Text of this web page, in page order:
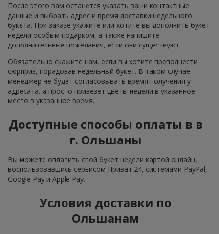
После этого вам останется указать ваши контактные
данные и выбрать адрес и время доставки недельного
букета. При заказе укажите или хотите вы дополнить букет
недели особым подарком, а также напишите
дополнительные пожелания, если они существуют.
Обязательно скажите нам, если вы хотите преподнести
сюрприз, порадовав недельный букет. В таком случае
менеджер не будет согласовывать время получения у
адресата, а просто привезет цветы недели в указанное
место в указанное время.
Доступные способы оплаты в в
г. Ольшаны
Вы можете оплатить свой букет недели картой онлайн,
воспользовавшись сервисом Приват 24, системами PayPal,
Google Pay и Apple Pay.
Условия доставки по
Ольшанам